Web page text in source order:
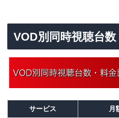
VOD別同時視聴台
サービス 月